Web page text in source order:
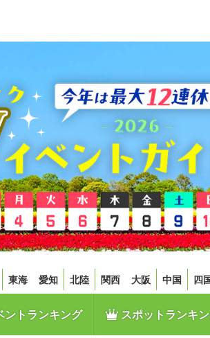
東海 愛知 北陸 関西 大阪 中国 四
トランキング スポットランキ